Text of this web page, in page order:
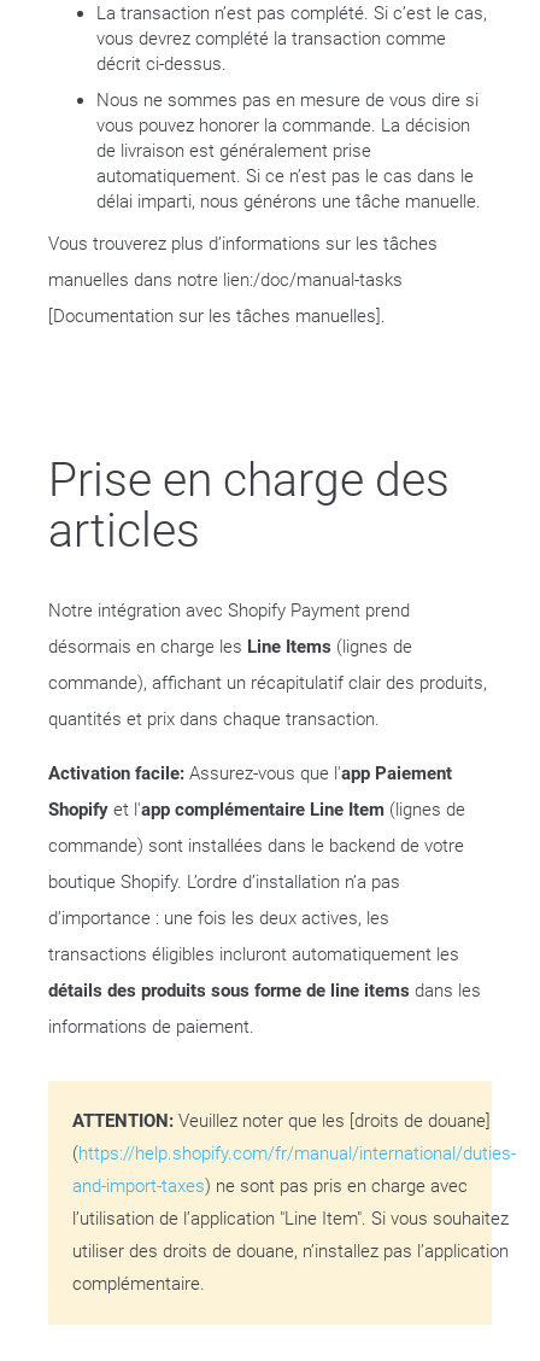
La transaction n’est pas complété. Si c’est le cas,
vous devrez complété la transaction comme
décrit ci-dessus.
Nous ne sommes pas en mesure de vous dire si
vous pouvez honorer la commande. La décision
de livraison est généralement prise
automatiquement. Si ce n’est pas le cas dans le
délai imparti, nous générons une tâche manuelle.
Vous trouverez plus d’informations sur les tâches
manuelles dans notre lien:/doc/manual-tasks
[Documentation sur les tâches manuelles].
Prise en charge des
articles
Notre intégration avec Shopify Payment prend
désormais en charge les Line Items (lignes de
commande), affichant un récapitulatif clair des produits,
quantités et prix dans chaque transaction.
Activation facile: Assurez-vous que l'app Paiement
Shopify et l'app complémentaire Line Item (lignes de
commande) sont installées dans le backend de votre
boutique Shopify. L’ordre d’installation n’a pas
d’importance : une fois les deux actives, les
transactions éligibles incluront automatiquement les
détails des produits sous forme de line items dans les
informations de paiement.
ATTENTION: Veuillez noter que les [droits de douane]
(https://help.shopify.com/fr/manual/international/duties-
and-import-taxes) ne sont pas pris en charge avec
l’utilisation de l’application "Line Item". Si vous souhaitez
utiliser des droits de douane, n’installez pas l’application
complémentaire.